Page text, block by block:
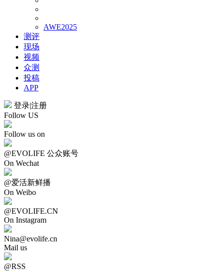
AWE2025
测评
现场
视频
众测
投稿
APP
登录|注册
Follow US
Follow us on
@EVOLIFE 公众账号
On Wechat
@爱活新鲜播
On Weibo
@EVOLIFE.CN
On Instagram
Nina@evolife.cn
Mail us
@RSS